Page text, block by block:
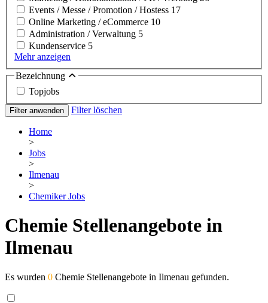
Events / Messe / Promotion / Hostess 17
Online Marketing / eCommerce 10
Administration / Verwaltung 5
Kundenservice 5
Mehr anzeigen
Bezeichnung
Topjobs
Filter anwenden Filter löschen
Home
>
Jobs
>
Ilmenau
>
Chemiker Jobs
Chemie Stellenangebote in
Ilmenau
Es wurden 0 Chemie Stellenangebote in Ilmenau gefunden.